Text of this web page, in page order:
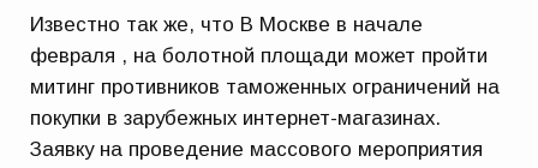
Известно так же, что В Москве в начале
февраля , на болотной площади может пройти
митинг противников таможенных ограничений на
покупки в зарубежных интернет-магазинах.
Заявку на проведение массового мероприятия